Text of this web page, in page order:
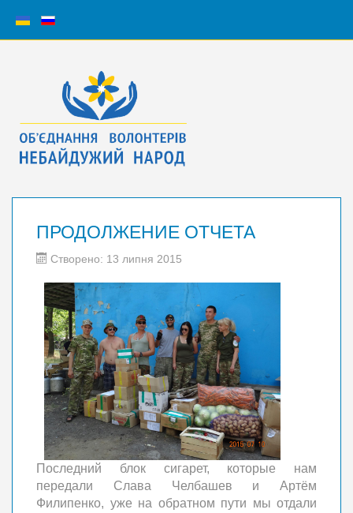
ПРОДОЛЖЕНИЕ ОТЧЕТА
Створено: 13 липня 2015
Последний блок сигарет, которые нам
передали Слава Челбашев и Артём
Филипенко, уже на обратном пути мы отдали